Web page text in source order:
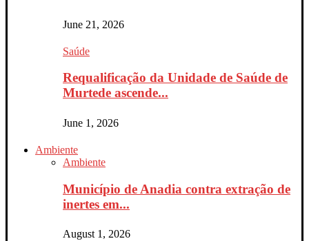
June 21, 2026
Saúde
Requalificação da Unidade de Saúde de
Murtede ascende...
June 1, 2026
Ambiente
Ambiente
Município de Anadia contra extração de
inertes em...
August 1, 2026